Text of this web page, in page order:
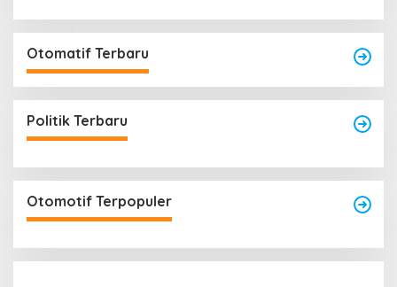
Otomatif Terbaru
Politik Terbaru
Otomotif Terpopuler